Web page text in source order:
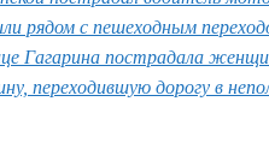
рядом с пешеходным
Гагарина пострадала
переходившую дорогу в